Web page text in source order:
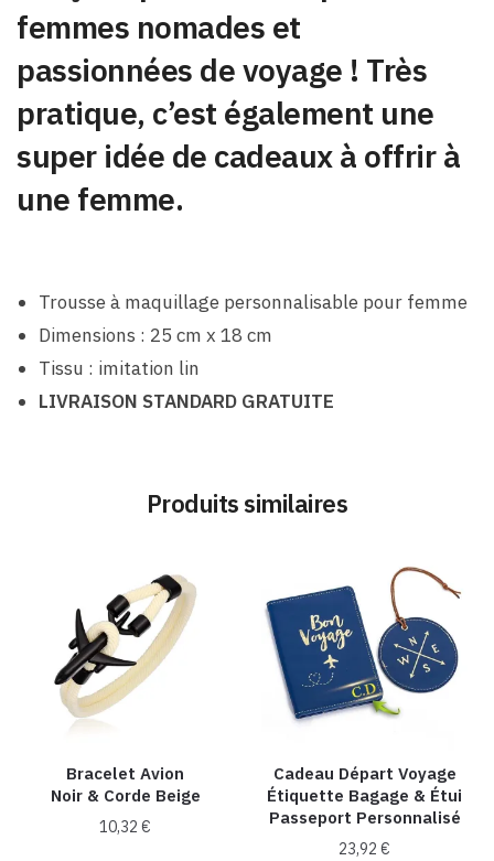
femmes nomades et
passionnées de voyage ! Très
pratique, c’est également une
super idée de cadeaux à offrir à
une femme.
Trousse à maquillage personnalisable pour femme
Dimensions : 25 cm x 18 cm
Tissu : imitation lin
LIVRAISON STANDARD GRATUITE
Produits similaires
Bracelet Avion
Noir & Corde Beige
10,32€
Cadeau Départ Voyage
Étiquette Bagage & Étui
Passeport Personnalisé
23,92€